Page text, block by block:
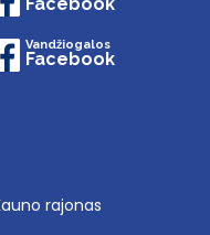
Facebook
Vandžiogalos
Facebook
rajonas